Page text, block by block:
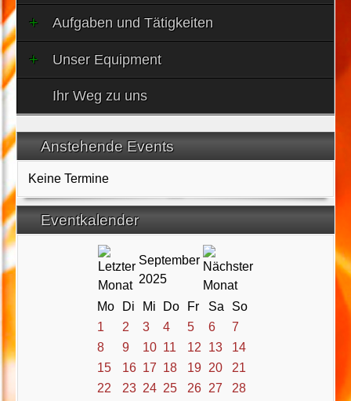
Aufgaben und Tätigkeiten
Unser Equipment
Ihr Weg zu uns
Anstehende Events
Keine Termine
Eventkalender
September
2025
Mo Di Mi Do Fr Sa
So
1
2 3 4 5 6
7
8
9 10 11 12 13
14
15
16 17 18 19 20
21
22
23 24 25 26 27
28